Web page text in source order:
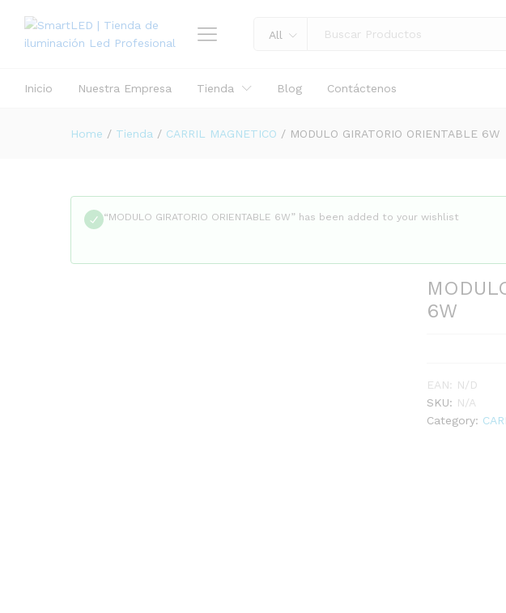
All
Inicio Nuestra Empresa Tienda Blog Contáctenos
Home / Tienda / CARRIL MAGNETICO / MODULO GIRATORIO ORIENTABLE 6W
“MODULO GIRATORIO ORIENTABLE 6W” has been added to your wishlist
6W
EAN: N/D
SKU: N/A
Category:
Specification